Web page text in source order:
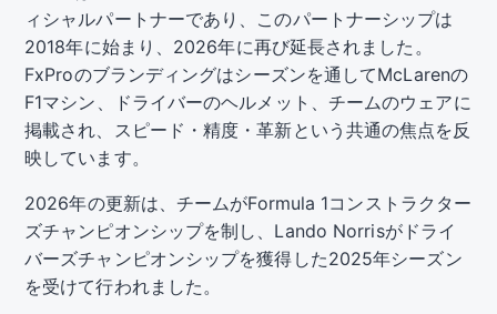
ィシャルパートナーであり、このパートナーシップは
2018年に始まり、2026年に再び延長されました。
FxProのブランディングはシーズンを通してMcLarenの
F1マシン、ドライバーのヘルメット、チームのウェアに
掲載され、スピード・精度・革新という共通の焦点を反
映しています。
2026年の更新は、チームがFormula 1コンストラクター
ズチャンピオンシップを制し、Lando Norrisがドライ
バーズチャンピオンシップを獲得した2025年シーズン
を受けて行われました。